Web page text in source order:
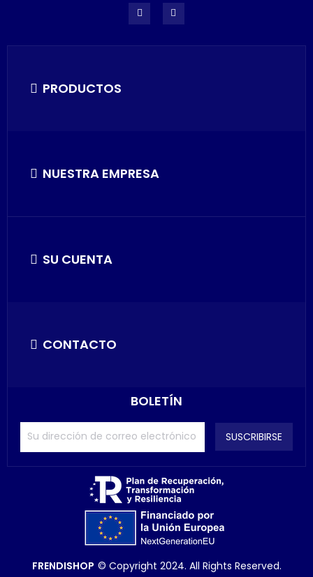
PRODUCTOS
NUESTRA EMPRESA
SU CUENTA
CONTACTO
BOLETÍN
SUSCRIBIRSE
FRENDISHOP © Copyright 2024. All Rights Reserved.